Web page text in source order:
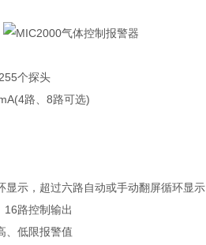
个探头
路、8路可选)
示，超过六路自动或手动翻屏循环显示
16路控制输出
、低限报警值